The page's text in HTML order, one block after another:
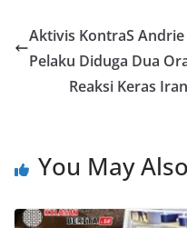
Aktivis KontraS
Pelaku Diduga Dua
Reaksi Keras
You May